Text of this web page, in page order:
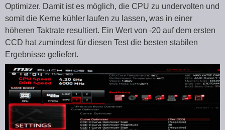
Optimizer. Damit ist es möglich, die CPU zu undervolten und
somit die Kerne kühler laufen zu lassen, was in einer
höheren Taktrate resultiert. Ein Wert von -20 auf dem ersten
CCD hat zumindest für diesen Test die besten stabilen
Ergebnisse geliefert.